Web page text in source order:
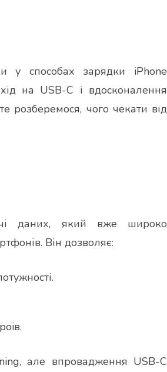
у способах зарядки iPhone
на USB-C і вдосконалення
розберемося, чого чекати від
даних, який вже широко
Він дозволяє:
але впровадження USB-C